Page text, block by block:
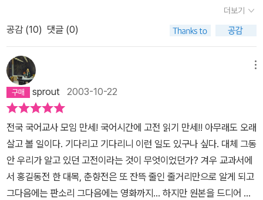
안평대군의 사랑또한 안타깝고 시대적 제약에 얽매여 비극으로 끝맺
은 두 주인공의 사랑은 애절하기 까지 하지만, 오히려 그것이 <춘향
전>이나 <콩쥐팥쥐전>과 같은 신분의 차이를 넘어선 행복한 결말보
다는 더 설득력을 가지는 요소이기도 하다.이 책은 조현설이라는 현
시대 작가에 의해 재 탄생된 고전이지만, 고즈넉하게 아름다움이 느
껴지는 두 남녀의 사랑과 시대적 배경을 잘 담고 있는 수묵화의 삽화
가 고전을 더욱 고전답게 한다. 비록 내용의 치밀함이나 박진감은 다
소 떨어지지만, 어렵게만 느껴졌던 고전을 이렇게 쉬운말로 바꾸어
누구나 읽을수 있고 서양의 고전과는 차별화되는 우리의 정서속에 녹
아있는 남녀간의 애틋한 사랑이 향기 그윽한 국화차 한잔을 마신것
같다.아직도 대중에게 알려지지 않은 수많은 작가 미상의 고전들
이 하루 속히 대중화가 되고 더 나아가 세계속의 한국문학으로 우뚝
소설은 끝이 난다. 직접 신선을 만나 신선계를 체험하고 그들로부터
신선계와 현격히 구별되는 속세의 한계를 접했으니 유학을 하는 선비
길을 찾아다니고 있을까, 아니면 속세에서 상처받은 최치원 같은 지
식인처럼 은둔하며 한계 많은 세상을 안타깝게 노래하고 있을까. 3.
궁녀들의 애끓는 삶을 전하다. 궁녀는 왕의 여자들로 그 수가 지나치
게 많다. 왕의 소유물이나 다름없는 궁녀는 어린 시절부터 차원 높은
교육을 받으나 그것은 왕의 여자로서 갖춰야할 품격을 위한 것으로
개인의 독자적인 삶이 결여된 노예에 지나지 않았던 것이다. 지식수
준은 높은데 그것을 선택해서 쓸 기회가 없고 자신에게 걸맞는 배우
자를 고를 권리가 주어지지 않으니 월하인연은 즐길 수조차 없다. 궁
밖으로 나갈 수도 없는 그네들에게 자기결정권이 없는 지식쌓기나 예
어우러져 오래된 서책을 읽는 느낌이었다.한동안 장안의 화제였던
'대장금'의 애청자이길 잘했다는 생각을 했다.이책에는 궁녀들의 얘기
가 나오는데, 드라마에서 보았던 직책이나 궁녀들의 생활들이 책읽기
에 도움이 되었다. TV의 위력을 몸소 체험했다.지금 시대에는 이해
가 안될 정도로 답답한 과정의 사랑얘기였지만 내용만큼은 애잔했다.
순식간에 지구반대편의 사람에게도 메일을 보낼수 있는 시대에 어찌
눈물로 쓰여진 절절한사랑의 싯구를 이해할수 있겠는가. 그런 공간의
제한이 아마 더 절절한 사랑을 낳지 않았나, 싶다.'손가락에 먹물 한방
울이 어찌하여 잘못 떨어져 사람을 이리도 애닲게 만드는고....'
더보기
공감 (10) 댓글 (0)
sprout 2003-10-22
전국 국어교사 모임 만세! 국어시간에 고전 읽기 만세!! 아무래도 오래
살고 볼 일이다. 기다리고 기다리니 이런 일도 있구나 싶다. 대체 그동
안 우리가 알고 있던 고전이라는 것이 무엇이었던가? 겨우 교과서에
서 홍길동전 한 대목, 춘향전은 또 잔뜩 줄인 줄거리만으로 알게 되고
그다음에는 판소리 그다음에는 영화까지... 하지만 원본을 드디어 볼